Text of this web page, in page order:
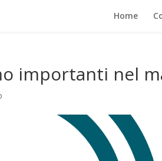
Home
importanti nel